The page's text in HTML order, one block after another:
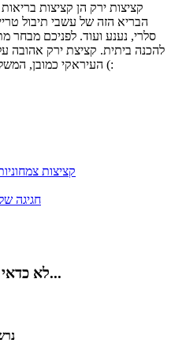
קציצות ירק הן קציצות
הבריא הזה של עשבי תיבול
סלרי, נענע ועוד. לפניכם מבחר
להכנה ביתית. קציצת ירק אהובה
העיראקי כמובן, המשלבת גם בשר או עוף בתוכה. תיהנו (:
15 קציצות
חגיגה
לא כדאי לפספס...